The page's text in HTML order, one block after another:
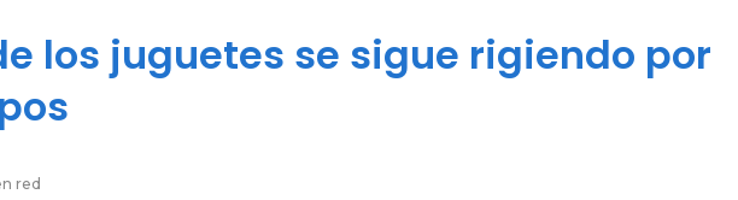
los juguetes se sigue rigiendo por
red